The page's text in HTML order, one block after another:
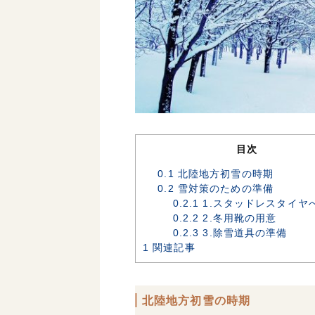
目次
0.1 北陸地方初雪の時期
0.2 雪対策のための準備
0.2.1
1.スタッドレスタイヤ
0.2.2 2.冬用靴の用意
0.2.3 3.除雪道具の準備
1
関連記事
北陸地方初雪の時期